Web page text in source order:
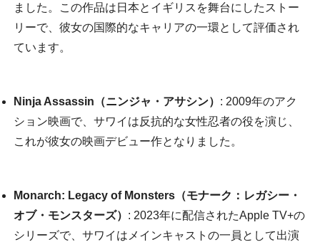
ました。この作品は日本とイギリスを舞台にしたストー
リーで、彼女の国際的なキャリアの一環として評価され
ています。
Ninja Assassin（ニンジャ・アサシン） : 2009年のアク
ション映画で、サワイは反抗的な女性忍者の役を演じ、
これが彼女の映画デビュー作となりました。
Monarch: Legacy of Monsters（モナーク：レガシー・
オブ・モンスターズ） : 2023年に配信されたApple TV+の
シリーズで、サワイはメインキャストの一員として出演